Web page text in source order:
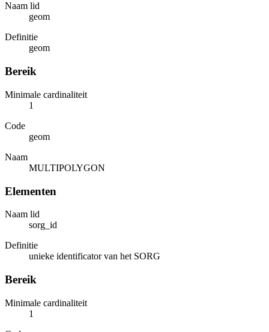
Naam lid
geom
Definitie
geom
Bereik
Minimale cardinaliteit
1
Code
geom
Naam
MULTIPOLYGON
Elementen
Naam lid
sorg_id
Definitie
unieke identificator van het SORG
Bereik
Minimale cardinaliteit
1